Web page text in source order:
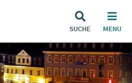
SUCHE MENU